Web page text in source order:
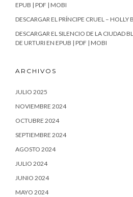
EPUB | PDF | MOBI
DESCARGAR EL PRÍNCIPE CRUEL –
DESCARGAR EL SILENCIO DE LA CIUDAD
DE URTURI EN EPUB | PDF | MOBI
ARCHIVOS
JULIO 2025
NOVIEMBRE 2024
OCTUBRE 2024
SEPTIEMBRE 2024
AGOSTO 2024
JULIO 2024
JUNIO 2024
MAYO 2024